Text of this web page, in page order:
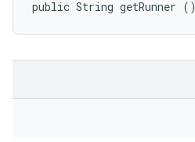
public String getRunner ()